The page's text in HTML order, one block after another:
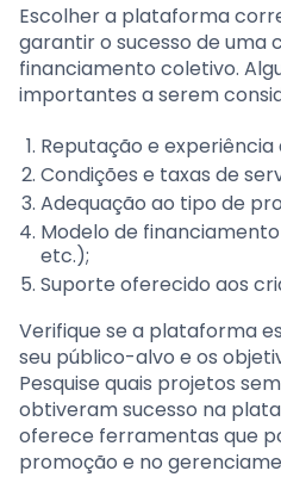
Escolher a plataforma
garantir o sucesso de uma
financiamento coletivo.
importantes a serem
Reputação e
Condições e taxas de
Adequação ao tipo de
Modelo de
etc.);
Suporte oferecido aos
Verifique se a plataforma
seu público-alvo e os
Pesquise quais projetos
obtiveram sucesso na
oferece ferramentas que
promoção e no